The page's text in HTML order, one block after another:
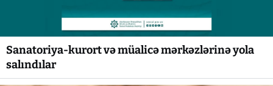
Sanatoriya-kurort və müalicə mərkəzlərinə yola
salındılar